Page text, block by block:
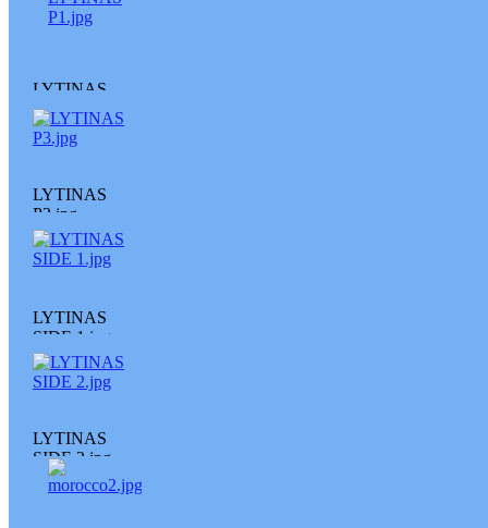
LYTINAS
P1.jpg
LYTINAS
P3.jpg
LYTINAS
SIDE 1.jpg
LYTINAS
SIDE 2.jpg